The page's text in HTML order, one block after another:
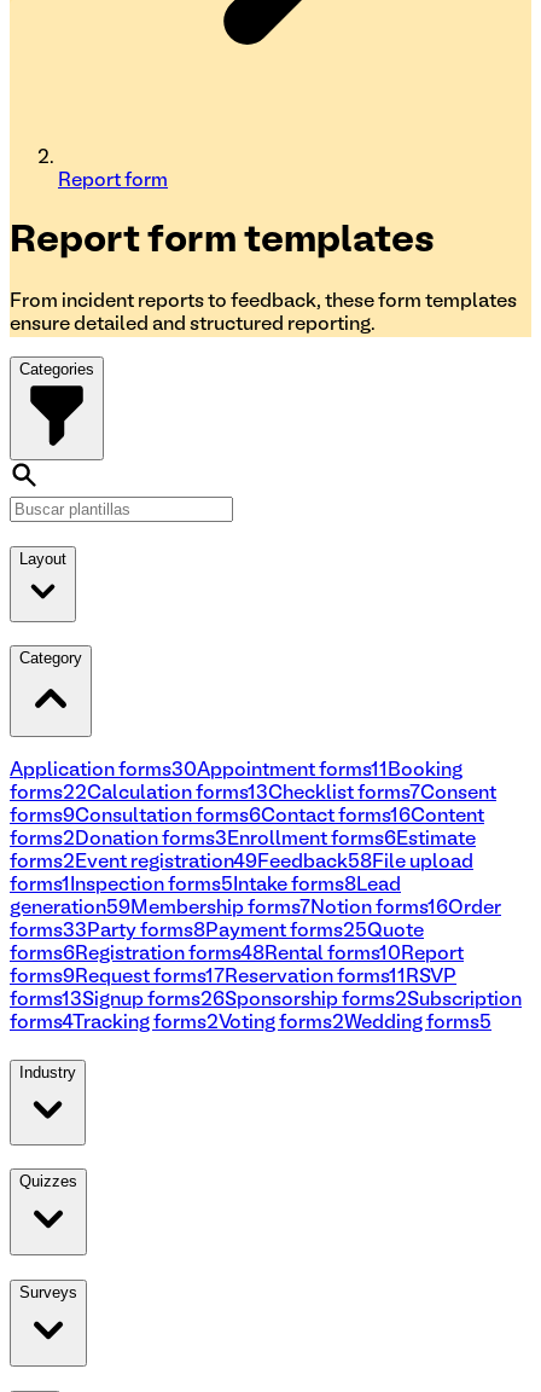
Report form
Report form templates
From incident reports to feedback, these form templates
ensure detailed and structured reporting.
Categories
Layout
Category
Application forms30Appointment forms11 Booking
forms22Calculation forms13Checklist forms7Consent
forms9Consultation forms6Contact forms16Content
forms2 Donation forms3 Enrollment forms6 Estimate
forms2 Event registration49 Feedback58 File upload
forms1 Inspection forms5 Intake forms8 Lead
generation59 Membership forms7 Notion forms16Order
forms33 Party forms8 Payment forms25Quote
forms6 Registration forms48 Rental forms10 Report
forms9 Request forms17 Reservation forms11 RSVP
forms13Signup forms26Sponsorship forms2Subscription
forms4Tracking forms2Voting forms2Wedding forms5
Industry
Quizzes
Surveys